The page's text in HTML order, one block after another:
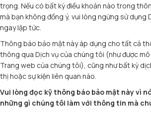
trọng. Nếu có bất kỳ điều khoản nào trong
mà bạn không đồng ý, vui lòng ngừng sử dụng
ngay lập tức.
Thông báo bảo mật này áp dụng cho tất cả
thông qua Dịch vụ của chúng tôi (như được
Trang web của chúng tôi), cũng như bất kỳ
thị hoặc sự kiện liên quan nào.
Vui lòng đọc kỹ thông báo bảo mật này vì
những gì chúng tôi làm với thông tin mà